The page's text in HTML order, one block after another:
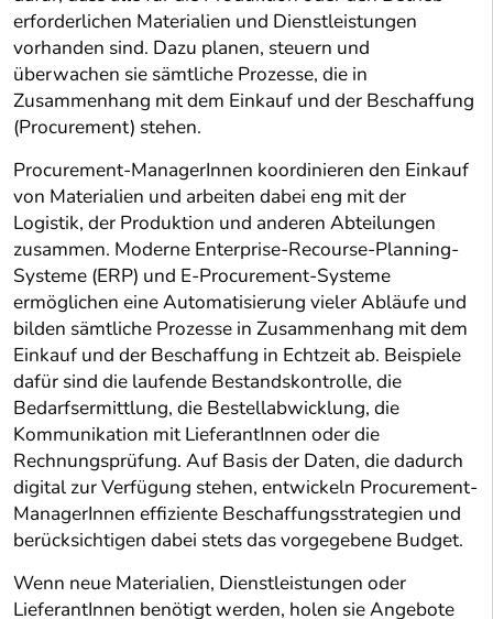
erforderlichen Materialien und Dienstleistungen
vorhanden sind. Dazu planen, steuern und
überwachen sie sämtliche Prozesse, die in
Zusammenhang mit dem Einkauf und der Beschaffung
(Procurement) stehen.
Procurement-ManagerInnen koordinieren den Einkauf
von Materialien und arbeiten dabei eng mit der
Logistik, der Produktion und anderen Abteilungen
zusammen. Moderne Enterprise-Recourse-Planning-
Systeme (ERP) und E-Procurement-Systeme
ermöglichen eine Automatisierung vieler Abläufe und
bilden sämtliche Prozesse in Zusammenhang mit dem
Einkauf und der Beschaffung in Echtzeit ab. Beispiele
dafür sind die laufende Bestandskontrolle, die
Bedarfsermittlung, die Bestellabwicklung, die
Kommunikation mit LieferantInnen oder die
Rechnungsprüfung. Auf Basis der Daten, die dadurch
digital zur Verfügung stehen, entwickeln Procurement-
ManagerInnen effiziente Beschaffungsstrategien und
berücksichtigen dabei stets das vorgegebene Budget.
Wenn neue Materialien, Dienstleistungen oder
LieferantInnen benötigt werden, holen sie Angebote